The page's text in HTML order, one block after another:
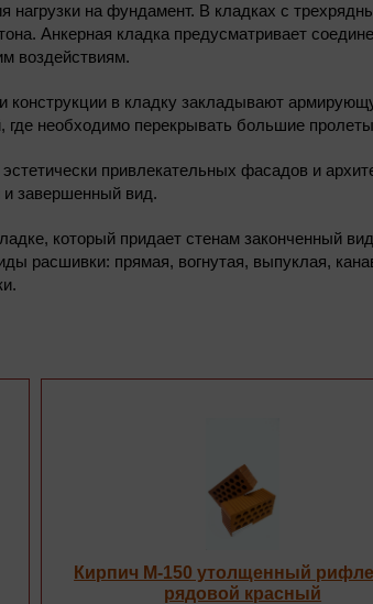
на фундамент. В кладках с
Анкерная кладка предусматривает
воздействиям.
в кладку закладывают
где необходимо перекрывать большие
привлекательных фасадов и
и завершенный вид.
который придает стенам законченный
расшивки: прямая, вогнутая, выпуклая,
Кирпич М-150 утолщенный
рядовой красный